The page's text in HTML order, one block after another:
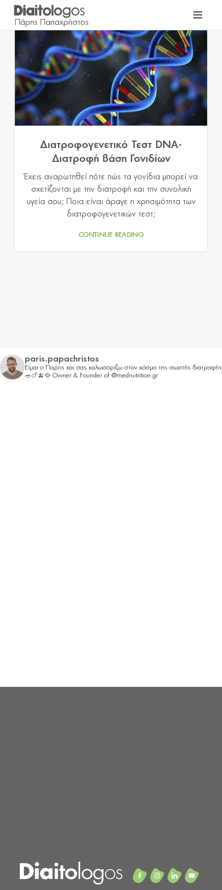
Διατροφογενετικό Τεστ DNA-
Διατροφή βάση Γονιδίων
Έχεις αναρωτηθεί πότε πώς τα γονίδια μπορεί να
σχετίζονται με την διατροφή και την συνολική
υγεία σου; Ποια είναι άραγε η χρησιμότητα των
διατροφογενετικών τεστ;
CONTINUE READING
paris.papachristos
Είμαι ο Παρης και σας καλωσορίζω στον κόσμο της σωστής διατροφής
🥗🍗🍌🥘 Owner & Founder of @mednutrition.gr